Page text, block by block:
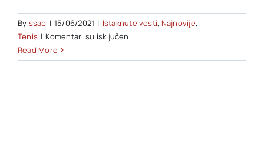
By ssab | 15/06/2021 | Istaknute vesti, Najnovije,
Tenis | Komentari su isključenina
ĐOKOVIĆ
Read More